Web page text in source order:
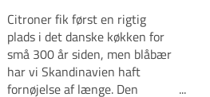
Citroner fik først en rigtig
plads i det danske køkken for
små 300 år siden, men blåbær
har vi Skandinavien haft
fornøjelse af længe. Den